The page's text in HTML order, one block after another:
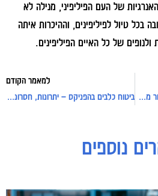
של העם הפיליפיני, מנילה לא
בכל טיול לפיליפינים, וההיכרות איתה
של כל האיים הפיליפינים.
קונים דירה? אולי אתם זכאים לפטור ממס רכישה לנכה
למאמר הקודם
ביטוח כלבים בהפניקס – יתרונות, חסרונות והשוואה למתחרים
נוספים